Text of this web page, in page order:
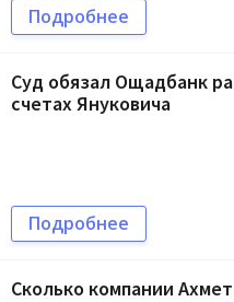
Подробнее
Суд обязал Ощадбанк
счетах Януковича
Подробнее
Сколько компании